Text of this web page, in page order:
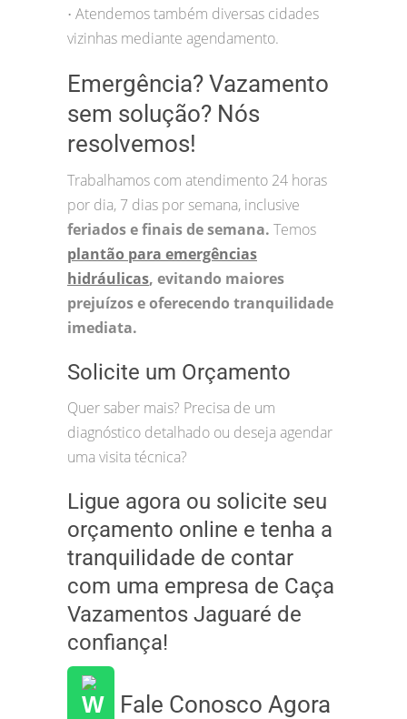
• Atendemos também diversas cidades
vizinhas mediante agendamento.
Emergência? Vazamento
sem solução? Nós
resolvemos!
Trabalhamos com atendimento 24 horas
por dia, 7 dias por semana, inclusive
feriados e finais de semana. Temos
plantão para emergências
hidráulicas, evitando maiores
prejuízos e oferecendo tranquilidade
imediata.
Solicite um Orçamento
Quer saber mais? Precisa de um
diagnóstico detalhado ou deseja agendar
uma visita técnica?
Ligue agora ou solicite seu
orçamento online e tenha a
tranquilidade de contar
com uma empresa de Caça
Vazamentos Jaguaré de
confiança!
Fale Conosco Agora